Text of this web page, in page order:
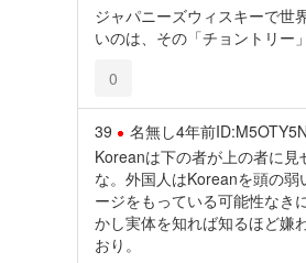
ジャパニーズウィスキーで世
いのは、その「チョントリー
0
39 名無し4年前
Koreanは下の者が上の者に見
な。外国人はKoreanを頭の弱
ージをもっている可能性なき
かし実体を知れば知るほど嫌
おり。